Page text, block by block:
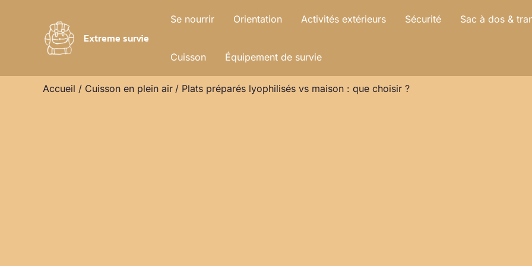
Extreme survie
Se nourrir Orientation Activités extérieurs Sécurité Sac à dos &
Cuisson Équipement de survie
Accueil Cuisson en plein air Plats préparés lyophilisés vs maison : que choisir ?